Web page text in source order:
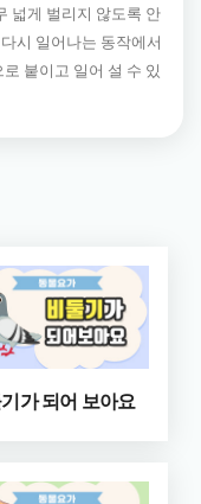
넓게 벌리지 않도록 안
시 일어나는 동작에서
붙이고 일어 설 수 있
가 되어 보아요